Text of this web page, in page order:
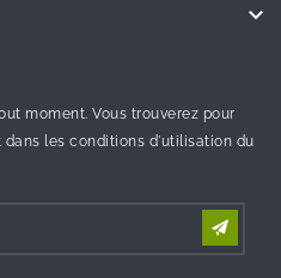

moment. Vous trouverez pour
les conditions d'utilisation du